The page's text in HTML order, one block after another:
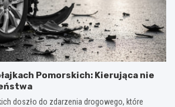
Pomorskich: Kierująca nie
doszło do zdarzenia drogowego, które